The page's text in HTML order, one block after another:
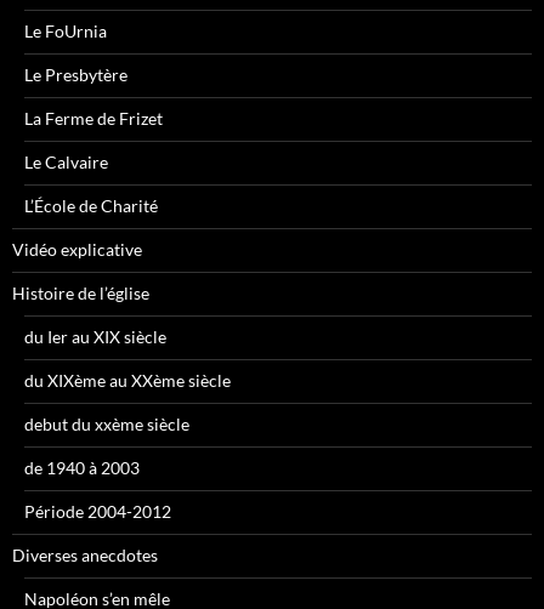
Le FoUrnia
Le Presbytère
La Ferme de Frizet
Le Calvaire
L’École de Charité
Vidéo explicative
Histoire de l’église
du Ier au XIX siècle
du XIXème au XXème siècle
debut du xxème siècle
de 1940 à 2003
Période 2004-2012
Diverses anecdotes
Napoléon s’en mêle